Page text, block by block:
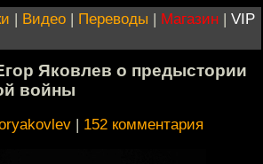
| Видео | Переводы | Магазин | VIP
Яковлев о предыстории
войны
| 152 комментария